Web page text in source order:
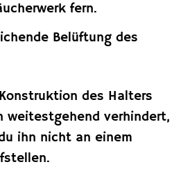
fern.
Belüftung des
des Halters
weitestgehend verhindert,
ihn nicht an einem